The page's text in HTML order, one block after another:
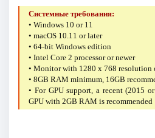
Системные требования:
• Windows 10 or 11
• macOS 10.11 or later
• 64-bit Windows edition
• Intel Core 2 processor or newer
• Monitor with 1280 x 768 resolution
• 8GB RAM minimum, 16GB
• For GPU support, a recent (2015
GPU with 2GB RAM is recommended